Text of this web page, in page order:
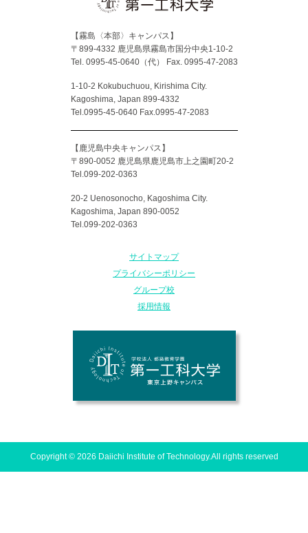
【霧島〈本部〉キャンパス】
〒899-4332 鹿児島県霧島市国分中央1-10-2
Tel. 0995-45-0640（代）
Fax. 0995-47-2083
1-10-2 Kokubuchuou, Kirishima City.
Kagoshima, Japan 899-4332
Tel.0995-45-0640 Fax.0995-47-2083
【鹿児島中央キャンパス】
〒890-0052 鹿児島県鹿児島市上之園町20-2
Tel.099-202-0363
20-2 Uenosonocho, Kagoshima City.
Kagoshima, Japan 890-0052
Tel.099-202-0363
サイトマップ
プライバシーポリシー
グループ校
採用情報
Copyright © 2026 Daiichi Institute of Technology.All rights reserved